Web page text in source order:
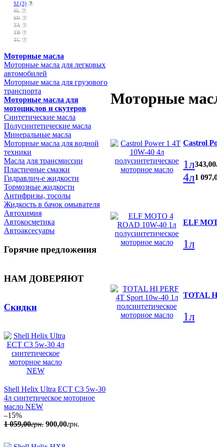
SJ (3) ?
SL ?
SN ?
TA ?
TB ?
TC ?
Моторные масла
Моторные масла для легковых
автомобилей
Моторные масла для грузового
транспорта
Моторные масла для
мотоциклов и скутеров
Синтетические масла
Полусинтетические масла
Минеральные масла
Моторные масла для водной
техники
Масла для трансмиссии
Пластичные смазки
Гидравлич-е жидкости
Тормозные жидкости
Антифризы, тосолы
Жидкость в бачок омывателя
Автохимия
Автокосметика
Автоаксесуары
Горячие предложения
НАМ ДОВЕРЯЮТ
Скидки
Shell Helix Ultra ECT C3 5w-30
4л синтетическое моторное
масло NEW
–15%
1 059,00грн. 900,00грн.
Моторные
Castrol
1л343,00
4л1 097,
ELF
1л
TOTAL
1л